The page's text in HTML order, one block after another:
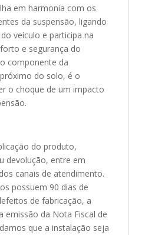
em harmonia com os
da suspensão, ligando
veículo e participa na
e segurança do
componente da
do solo, é o
o choque de um impacto
do produto,
devolução, entre em
canais de atendimento.
possuem 90 dias de
de fabricação, a
emissão da Nota Fiscal de
que a instalação seja